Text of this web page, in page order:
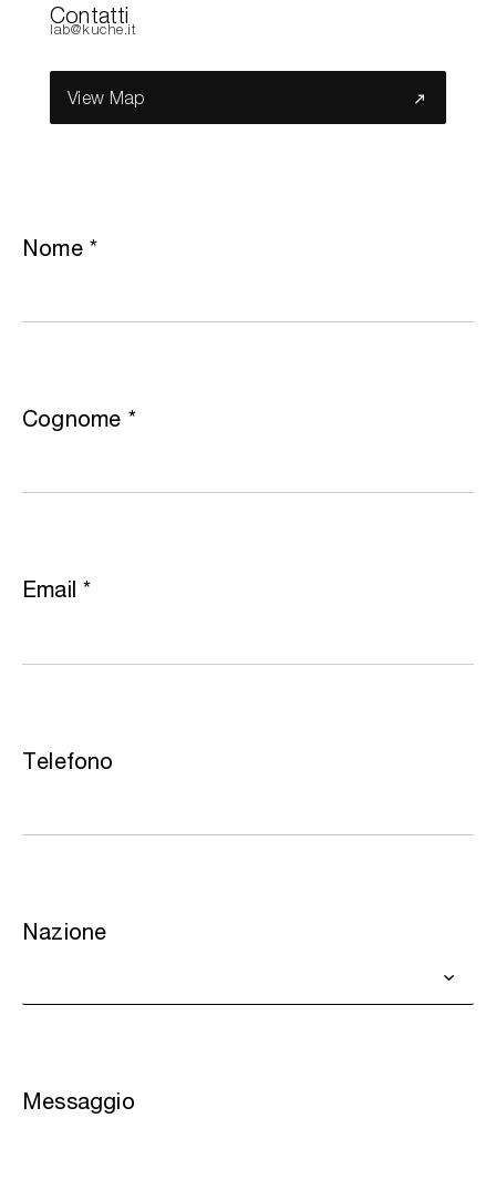
Cerca nel sito...
Contatti
lab@kuche.it
View Map
Nome*
Cognome *
Email *
Telefono
Nazione
Messaggio